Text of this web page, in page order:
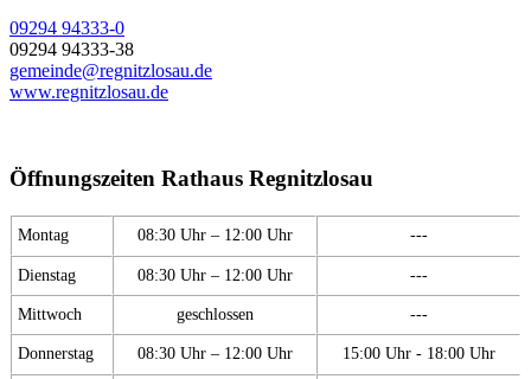
09294 94333-0
09294 94333-38
gemeinde@regnitzlosau.de
www.regnitzlosau.de
Öffnungszeiten Rathaus Regnitzlosau
Montag 08:30 Uhr – 12:00 Uhr ---
Dienstag 08:30 Uhr – 12:00 Uhr ---
Mittwoch geschlossen ---
Donnerstag 08:30 Uhr – 12:00 Uhr 15:00 Uhr - 18:00 Uhr